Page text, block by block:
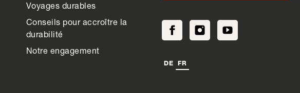
Voyages durables
Conseils pour accroître la
durabilité
Notre engagement
DE FR